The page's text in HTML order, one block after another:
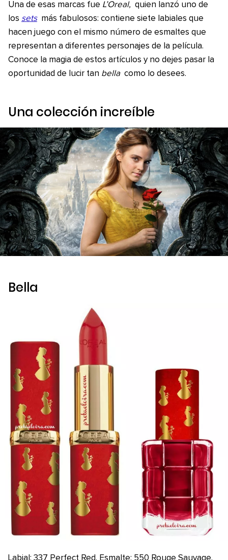
Una de esas marcas fue L’Oreal, quien lanzó uno de
los sets más fabulosos: contiene siete labiales que
hacen juego con el mismo número de esmaltes que
representan a diferentes personajes de la película.
Conoce la magia de estos artículos y no dejes pasar la
oportunidad de lucir tan bella como lo desees.
Una colección increíble
Bella
Labial: 337 Perfect Red. Esmalte: 550 Rouge Sauvage.